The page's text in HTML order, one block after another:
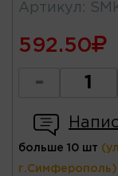
Артикул :
592.50
-
больше 10 шт
г.Симферополь)